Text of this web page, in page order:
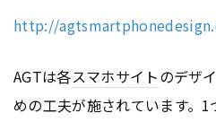
http://
AGTは各スマホサイトのデザ
めの工夫が施されています。